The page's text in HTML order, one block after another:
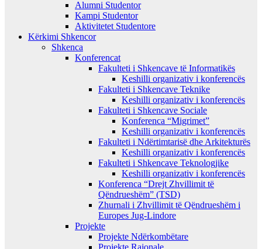
Alumni Studentor
Kampi Studentor
Aktivitetet Studentore
Kërkimi Shkencor
Shkenca
Konferencat
Fakulteti i Shkencave të Informatikës
Keshilli organizativ i konferencës
Fakulteti i Shkencave Teknike
Keshilli organizativ i konferencës
Fakulteti i Shkencave Sociale
Konferenca “Migrimet”
Keshilli organizativ i konferencës
Fakulteti i Ndërtimtarisë dhe Arkitekturës
Keshilli organizativ i konferencës
Fakulteti i Shkencave Teknologjike
Keshilli organizativ i konferencës
Konferenca “Drejt Zhvillimit të
Qëndrueshëm” (TSD)
Zhurnali i Zhvillimit të Qëndrueshëm i
Europes Jug-Lindore
Projekte
Projekte Ndërkombëtare
Projekte Rajonale